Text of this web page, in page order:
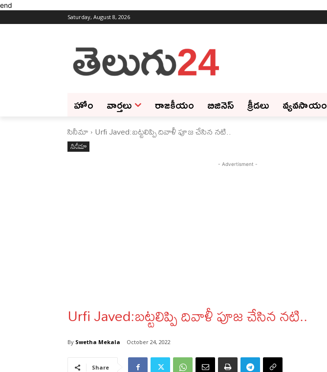
end
Saturday, August 8, 2026
హోం వార్తలు రాజకీయం బిజినెస్‌ క్రీడలు వ్యవసాయం
సినీమా Urfi Javed:బట్టలిప్పి దివాళీ పూజ చేసిన నటి..
సినీమా
- Advertisment -
Urfi Javed:బట్టలిప్పి దివాళీ పూజ చేసిన నటి..
By Swetha Mekala October 24, 2022
Share